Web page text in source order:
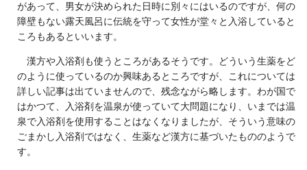
があって、男女が決められた日時に別々にはいるのですが、何の
障壁もない露天風呂に伝統を守って女性が堂々と入浴していると
ころもあるといいます。
漢方や入浴剤も使うところがあるそうです。どういう生薬をど
のように使っているのか興味あるところですが、これについては
詳しい記事は出ていませんので、残念ながら略します。わが国で
はかつて、入浴剤を温泉が使っていて大問題になり、いまでは温
泉で入浴剤を使用することはなくなりましたが、そういう意味の
ごまかし入浴剤ではなく、生薬など漢方に基づいたもののようで
す。